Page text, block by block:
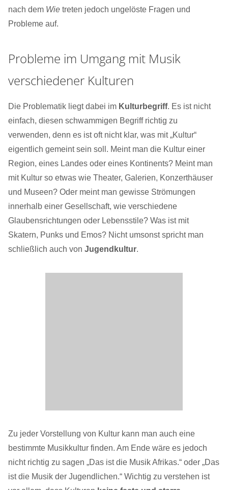
nach dem Wie treten jedoch ungelöste Fragen und
Probleme auf.
Probleme im Umgang mit Musik
verschiedener Kulturen
Die Problematik liegt dabei im Kulturbegriff. Es ist nicht
einfach, diesen schwammigen Begriff richtig zu
verwenden, denn es ist oft nicht klar, was mit „Kultur“
eigentlich gemeint sein soll. Meint man die Kultur einer
Region, eines Landes oder eines Kontinents? Meint man
mit Kultur so etwas wie Theater, Galerien, Konzerthäuser
und Museen? Oder meint man gewisse Strömungen
innerhalb einer Gesellschaft, wie verschiedene
Glaubensrichtungen oder Lebensstile? Was ist mit
Skatern, Punks und Emos? Nicht umsonst spricht man
schließlich auch von Jugendkultur.
Zu jeder Vorstellung von Kultur kann man auch eine
bestimmte Musikkultur finden. Am Ende wäre es jedoch
nicht richtig zu sagen „Das ist die Musik Afrikas.“ oder „Das
ist die Musik der Jugendlichen.“ Wichtig zu verstehen ist